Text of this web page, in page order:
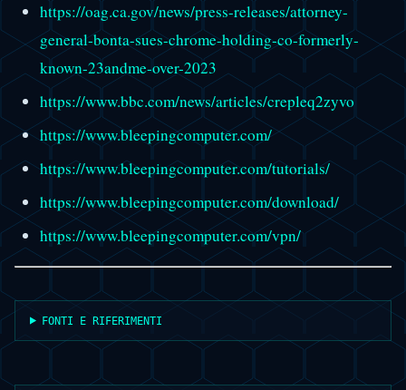
https://oag.ca.gov/news/press-releases/attorney-
general-bonta-sues-chrome-holding-co-formerly-
known-23andme-over-2023
https://www.bbc.com/news/articles/crepleq2zyvo
https://www.bleepingcomputer.com/
https://www.bleepingcomputer.com/tutorials/
https://www.bleepingcomputer.com/download/
https://www.bleepingcomputer.com/vpn/
FONTI E RIFERIMENTI